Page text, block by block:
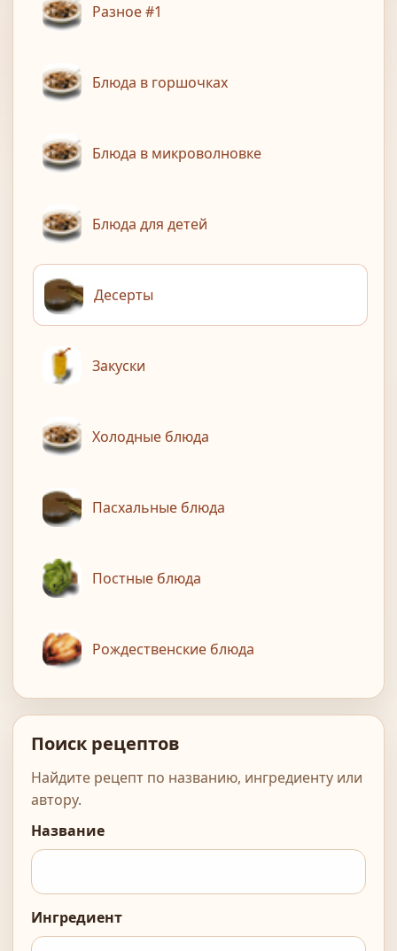
Разное #1
Блюда в горшочках
Блюда в микроволновке
Блюда для детей
Десерты
Закуски
Холодные блюда
Пасхальные блюда
Постные блюда
Рождественские блюда
Поиск рецептов
Найдите рецепт по названию, ингредиенту или
автору.
Название
Ингредиент